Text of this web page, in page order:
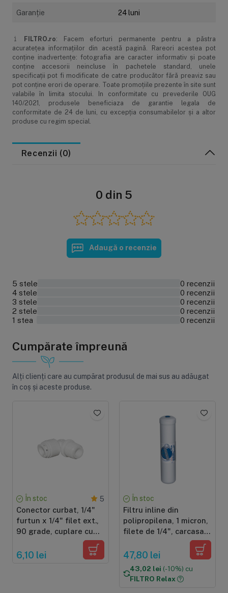
Garanție și service
Garanţie 24 luni
FILTRO.ro: Facem eforturi permanente pentru a păstra
acurateţea informaţiilor din acestă pagină. Rareori acestea pot
conţine inadvertenţe: fotografia are caracter informativ şi poate
conţine accesorii neincluse în pachetele standard, unele
specificaţii pot fi modificate de catre producător fără preaviz sau
pot conţine erori de operare. Toate promoţiile prezente în site sunt
valabile în limita stocului. In conformitate cu prevederile OUG
140/2021, produsele beneficiaza de garantie legala de
conformitate de 24 de luni, cu excepția consumabilelor și a altor
produse cu regim special.
Recenzii (0)
0 din 5
Adaugă o recenzie
5 stele
0 recenzii
4 stele
0 recenzii
3 stele
0 recenzii
2 stele
0 recenzii
1 stea
0 recenzii
Cumpărate împreună
Alți clienți care au cumpărat produsul de mai sus au adăugat
în coș și aceste produse.
În stoc 5
Conector curbat, 1/4"
furtun x 1/4" filet ext.,
90 grade, cuplare cu
6,10 lei
În stoc
Filtru inline din
polipropilena, 1 micron,
filete de 1/4", carcasa
47,80 lei
43,02 lei (-10%) cu
FILTRO Relax